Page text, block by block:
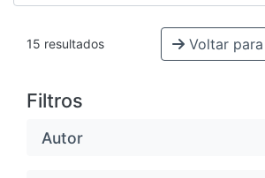
15 resultados Voltar
Filtros
Autor